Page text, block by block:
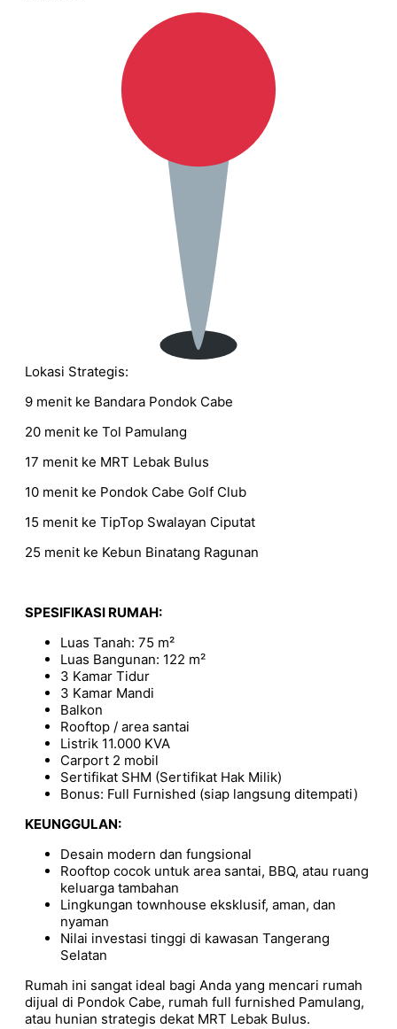
Lokasi Strategis:
9 menit ke Bandara Pondok Cabe
20 menit ke Tol Pamulang
17 menit ke MRT Lebak Bulus
10 menit ke Pondok Cabe Golf Club
15 menit ke TipTop Swalayan Ciputat
25 menit ke Kebun Binatang Ragunan
SPESIFIKASI RUMAH:
Luas Tanah: 75 m²
Luas Bangunan: 122 m²
3 Kamar Tidur
3 Kamar Mandi
Balkon
Rooftop / area santai
Listrik 11.000 KVA
Carport 2 mobil
Sertifikat SHM (Sertifikat Hak Milik)
Bonus: Full Furnished (siap langsung ditempati)
KEUNGGULAN:
Desain modern dan fungsional
Rooftop cocok untuk area santai, BBQ, atau ruang
keluarga tambahan
Lingkungan townhouse eksklusif, aman, dan
nyaman
Nilai investasi tinggi di kawasan Tangerang
Selatan
Rumah ini sangat ideal bagi Anda yang mencari rumah
dijual di Pondok Cabe, rumah full furnished Pamulang,
atau hunian strategis dekat MRT Lebak Bulus.